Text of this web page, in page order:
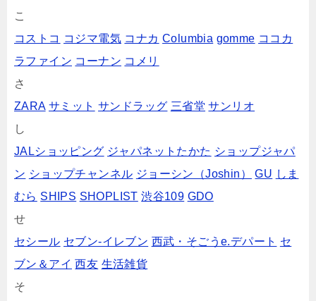
こ
コストコ コジマ電気 コナカ Columbia gomme ココカ
ラファイン コーナン コメリ
さ
ZARA サミット サンドラッグ 三省堂 サンリオ
し
JALショッピング ジャパネットたかた ショップジャパ
ン ショップチャンネル ジョーシン（Joshin） GU しま
むら SHIPS SHOPLIST 渋谷109 GDO
せ
セシール セブン‐イレブン 西武・そごうe.デパート セ
ブン＆アイ 西友 生活雑貨
そ